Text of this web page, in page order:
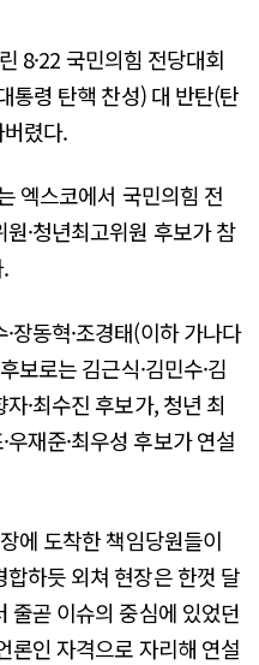
8·22 국민의힘 전당대회
통령 탄핵 찬성) 대 반탄(탄
렸다.
엑스코에서 국민의힘 전
·청년최고위원 후보가 참
장동혁·조경태(이하 가나다
보로는 김근식·김민수·김
자·최수진 후보가, 청년 최
재준·최우성 후보가 연설
에 도착한 책임당원들이
하듯 외쳐 현장은 한껏 달
줄곧 이슈의 중심에 있었던
론인 자격으로 자리해 연설